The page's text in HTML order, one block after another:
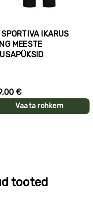
IKARUS
MEESTE
€
Vaata rohkem
tooted